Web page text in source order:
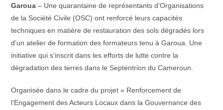
Garoua – Une quarantaine de représentants d’Organisations
de la Société Civile (OSC) ont renforcé leurs capacités
techniques en matière de restauration des sols dégradés lors
d’un atelier de formation des formateurs tenu à Garoua. Une
initiative qui s’inscrit dans les efforts de lutte contre la
dégradation des terres dans le Septentrion du Cameroun.
Organisée dans le cadre du projet « Renforcement de
l’Engagement des Acteurs Locaux dans la Gouvernance des